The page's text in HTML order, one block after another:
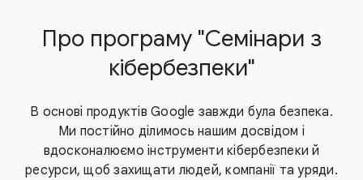
Про програму "Семінари з
кібербезпеки"
В основі продуктів Google завжди була безпека.
Ми постійно ділимось нашим досвідом і
вдосконалюємо інструменти кібербезпеки й
ресурси, щоб захищати людей, компанії та уряди.